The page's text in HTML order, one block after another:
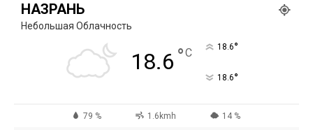
НАЗРАНЬ
Небольшая Облачность
18.6 °C 18.6°
18.6°
79 % 1.6kmh 14 %